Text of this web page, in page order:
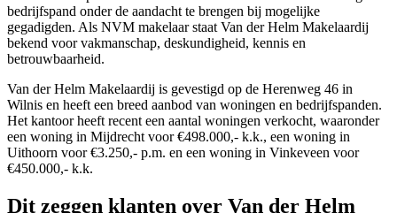
bedrijfspand onder de aandacht te brengen bij mogelijke
gegadigden. Als NVM makelaar staat Van der Helm Makelaardij
bekend voor vakmanschap, deskundigheid, kennis en
betrouwbaarheid.
Van der Helm Makelaardij is gevestigd op de Herenweg 46 in
Wilnis en heeft een breed aanbod van woningen en bedrijfspanden.
Het kantoor heeft recent een aantal woningen verkocht, waaronder
een woning in Mijdrecht voor €498.000,- k.k., een woning in
Uithoorn voor €3.250,- p.m. en een woning in Vinkeveen voor
€450.000,- k.k.
Dit zeggen klanten over Van der Helm